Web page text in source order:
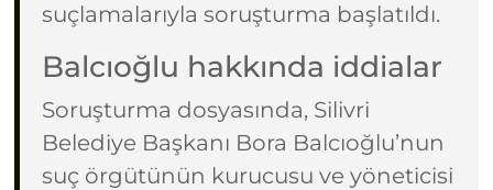
suçlamalarıyla soruşturma başlatıldı.
Balcıoğlu hakkında iddialar
Soruşturma dosyasında, Silivri
Belediye Başkanı Bora Balcıoğlu’nun
suç örgütünün kurucusu ve yöneticisi